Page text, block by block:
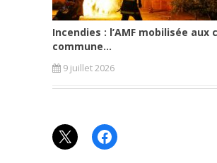
Incendies : l’AMF mobilisée aux
commune...
9 juillet 2026
X Facebook